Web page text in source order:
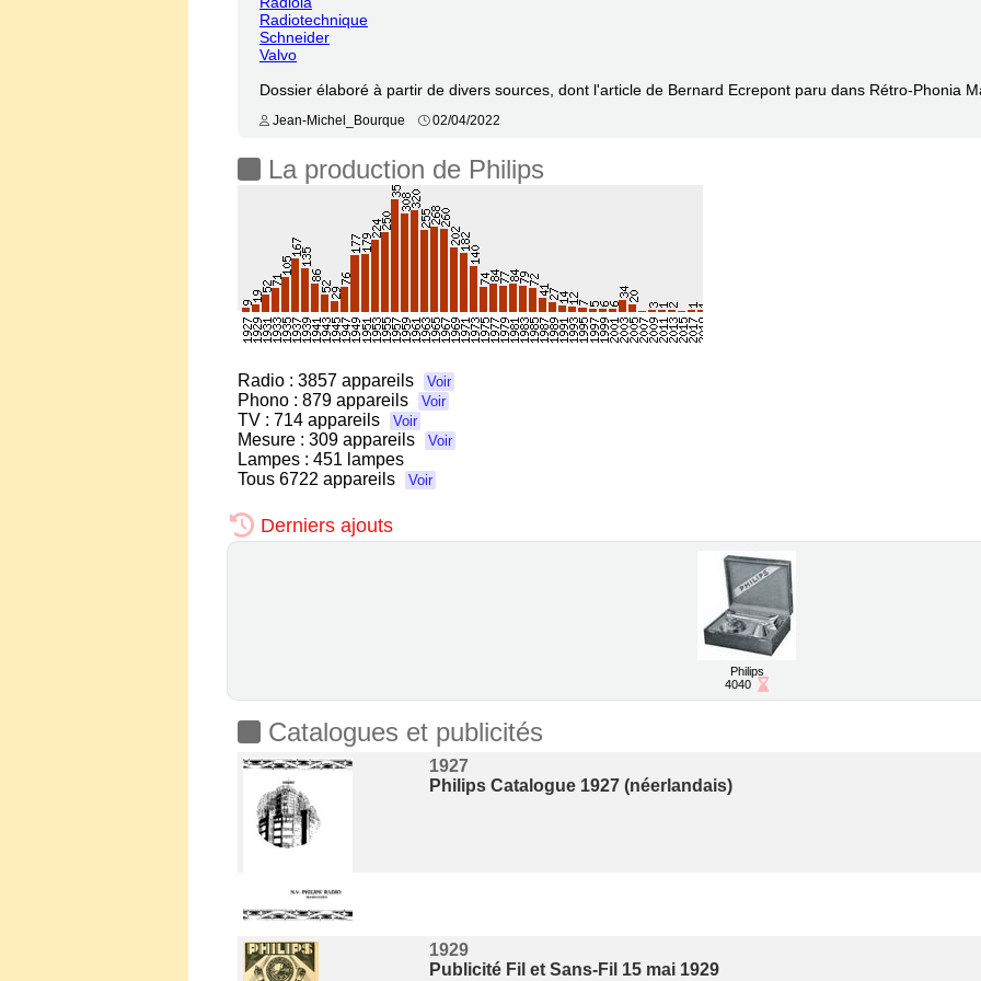
Radiotechnique
Schneider
Valvo
Dossier élaboré à partir de divers sources, dont l'article de Bernard Ecrepont paru dans Rétro-Phonia
Jean-Michel_Bourque 02/04/2022
La production de Philips
Radio : 3857 appareils Voir
Phono : 879 appareils Voir
TV : 714 appareils Voir
Mesure : 309 appareils Voir
Lampes : 451 lampes
Tous 6722 appareils Voir
Derniers ajouts
Philips
4040
Fiche en attente de validation
Catalogues et publicités
1927
Philips Catalogue 1927 (néerlandais)
1929
Publicité Fil et Sans-Fil 15 mai 1929